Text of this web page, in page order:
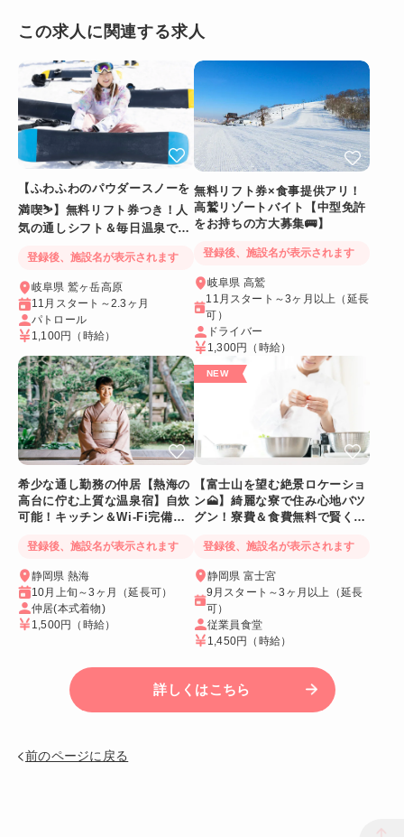
この求人に関連する求人
【ふわふわのパウダースノーを
満喫⛷️】無料リフト券つき！人
気の通しシフト＆毎日温泉でリ
登録後、施設名が表示されます
岐阜県 鷲ヶ岳高原
11月スタート～2.3ヶ月
パトロール
1,100円
（時給）
無料リフト券×食事提供アリ！
高鷲リゾートバイト【中型免許
をお持ちの方大募集🚌】
登録後、施設名が表示されます
岐阜県 高鷲
11月スタート～3ヶ月以上（延長
可）
ドライバー
1,300円
（時給）
希少な通し勤務の仲居【熱海の
高台に佇む上質な温泉宿】自炊
可能！キッチン＆Wi-Fi完備！
登録後、施設名が表示されます
静岡県 熱海
10月上旬～3ヶ月（延長可）
仲居(本式着物)
1,500円 （時給）
【富士山を望む絶景ロケーショ
ン🗻】綺麗な寮で住み心地バツ
グン！寮費＆食費無料で賢く稼
登録後、施設名が表示されます
静岡県 富士宮
9月スタート～3ヶ月以上（延長
可）
従業員食堂
1,450円 （時給）
詳しくはこちら
前のページに戻る